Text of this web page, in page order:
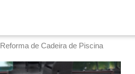
Reforma de Cadeira de Piscina